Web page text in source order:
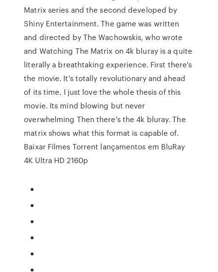
Matrix series and the second developed by
Shiny Entertainment. The game was written
and directed by The Wachowskis, who wrote
and Watching The Matrix on 4k bluray is a quite
literally a breathtaking experience. First there's
the movie. It's totally revolutionary and ahead
of its time. I just love the whole thesis of this
movie. Its mind blowing but never
overwhelming Then there's the 4k bluray. The
matrix shows what this format is capable of.
Baixar Filmes Torrent lançamentos em BluRay
4K Ultra HD 2160p